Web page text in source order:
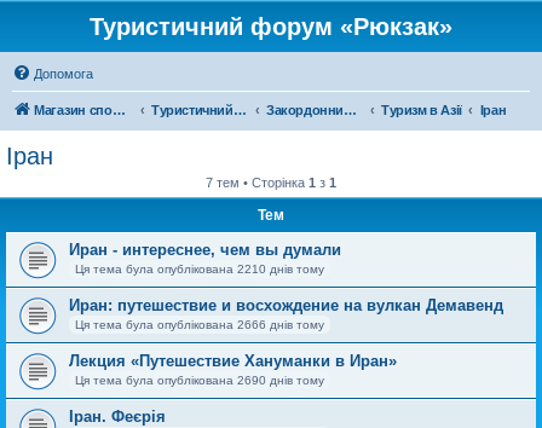
Туристичний форум «Рюкзак»
Допомога
Магазин спорядження Туристичний форум «Рюкзак» Закордонний туризм Туризм в Азії Іран
Іран
7 тем • Сторінка 1 з 1
Тем
Иран - интереснее, чем вы думали
Ця тема була опублікована 2210 днів тому
Иран: путешествие и восхождение на вулкан Демавенд
Ця тема була опублікована 2666 днів тому
Лекция «Путешествие Хануманки в Иран»
Ця тема була опублікована 2690 днів тому
Іран. Феєрія